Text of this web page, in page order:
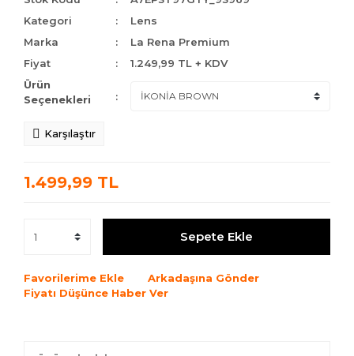
Kategori
Lens
Marka
La Rena Premium
Fiyat
1.249,99 TL + KDV
Ürün
Seçenekleri
Karşılaştır
1.499,99 TL
Sepete Ekle
Favorilerime Ekle
Arkadaşına Gönder
Fiyatı Düşünce Haber Ver